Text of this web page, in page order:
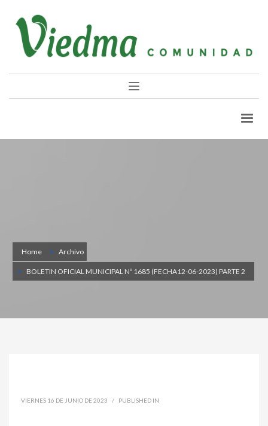
Home Archivo
BOLETIN OFICIAL MUNICIPAL Nº 1685 (FECHA12-06-2023) PARTE 2
VIERNES 16 DE JUNIO DE 2023 / PUBLISHED IN